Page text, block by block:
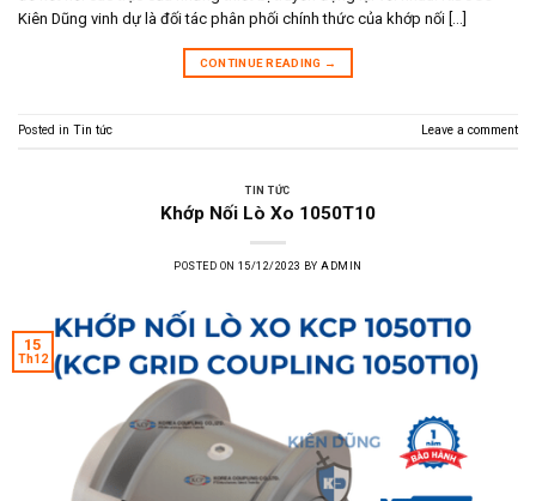
Kiên Dũng vinh dự là đối tác phân phối chính thức của khớp nối […]
CONTINUE READING →
Posted in Tin tức Leave a comment
TIN TỨC
Khớp Nối Lò Xo 1050T10
POSTED ON 15/12/2023 BYADMIN
15
Th12